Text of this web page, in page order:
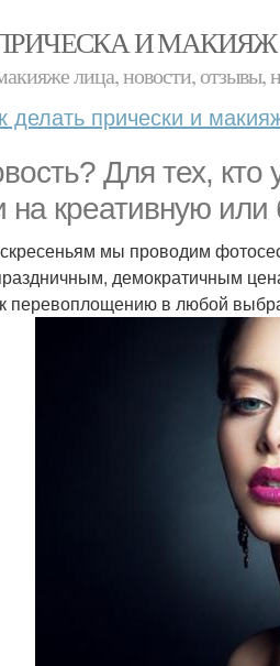
И МАКИЯЖ
лица, новости, отзывы,
делать прически и
Для тех,
на креативную или
мы проводим
демократичным
к перевоплощению в любой